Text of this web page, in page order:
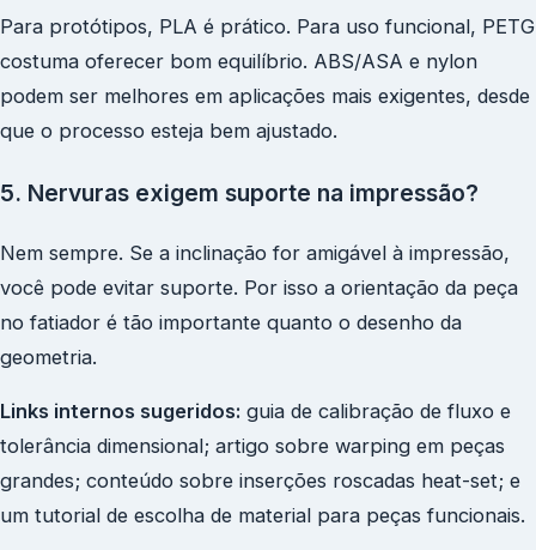
Para protótipos, PLA é prático. Para uso funcional, PETG
costuma oferecer bom equilíbrio. ABS/ASA e nylon
podem ser melhores em aplicações mais exigentes, desde
que o processo esteja bem ajustado.
5. Nervuras exigem suporte na impressão?
Nem sempre. Se a inclinação for amigável à impressão,
você pode evitar suporte. Por isso a orientação da peça
no fatiador é tão importante quanto o desenho da
geometria.
Links internos sugeridos: guia de calibração de fluxo e
tolerância dimensional; artigo sobre warping em peças
grandes; conteúdo sobre inserções roscadas heat-set; e
um tutorial de escolha de material para peças funcionais.